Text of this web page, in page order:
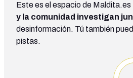
Este es el espacio de Maldita.es
y la comunidad investigan
desinformación. Tú también
pistas.